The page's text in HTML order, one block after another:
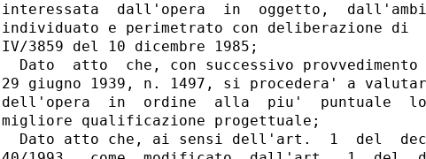
interessata  dall'opera  in  oggetto,
individuato e perimetrato con deliberazione di
IV/3859 del 10 dicembre 1985;
Dato  atto  che, con successivo provvedimento
29 giugno 1939, n. 1497, si procedera' a
dell'opera  in  ordine  alla  piu'  puntuale
migliore qualificazione progettuale;
Dato atto che, ai sensi dell'art.  1  del